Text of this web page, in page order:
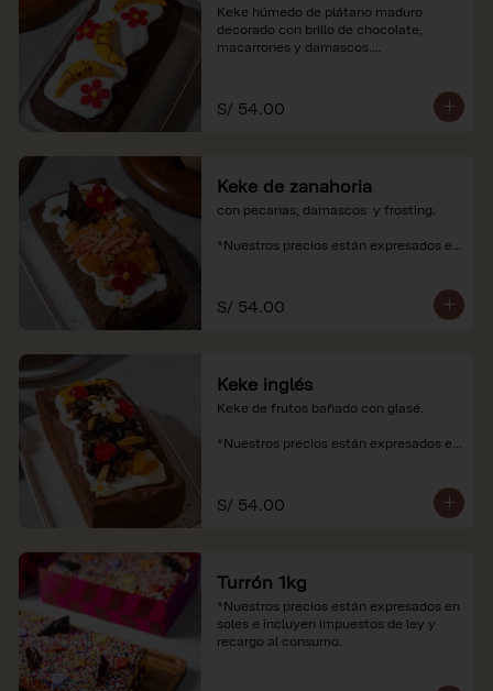
Keke húmedo de plátano maduro
decorado con brillo de chocolate,
macarrones y damascos.
soles e incluyen impuestos de ley y
recargo al consumo.
S/ 54.00
Keke de zanahoria
con pecanas, damascos  y frosting.
*Nuestros precios están expresados en
S/ 54.00
Keke inglés
Keke de frutos bañado con glasé.
*Nuestros precios están expresados en
S/ 54.00
Turrón 1kg
*Nuestros precios están expresados en
soles e incluyen impuestos de ley y
recargo al consumo.